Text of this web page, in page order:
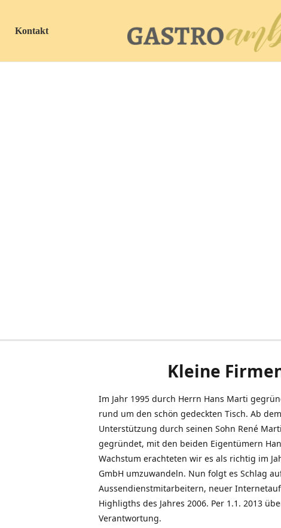
Kontakt
Kleine
Im Jahr 1995 durch Herrn Hans Marti
rund um den schön gedeckten Tisch. Ab
Unterstützung durch seinen Sohn René
gegründet, mit den beiden Eigentümern
Wachstum erachteten wir es als richtig im
GmbH umzuwandeln. Nun folgt es Schlag
Aussendienstmitarbeitern, neuer
Highligths des Jahres 2006. Per 1.1. 2013
Verantwortung.